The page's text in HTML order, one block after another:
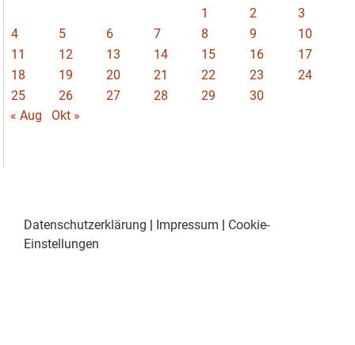
1 2
3
4
5 6 7 8 9
10
11
12 13 14 15 16
17
18
19 20 21 22 23
24
25
26 27 28 29
30
« Aug
Okt »
Datenschutzerklärung | Impressum | Cookie-
Einstellungen